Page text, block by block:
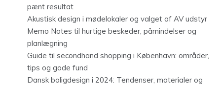
pænt resultat
Akustisk design i mødelokaler og valget af AV udstyr
Memo Notes til hurtige beskeder, påmindelser og
planlægning
Guide til secondhand shopping i København: områder,
tips og gode fund
Dansk boligdesign i 2024: Tendenser, materialer og